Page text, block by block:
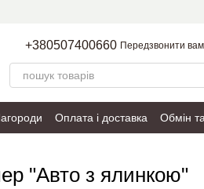
+380507400660 Передзвонити
Оплата і доставка Обмін
Політика конфіденційності
"Авто з ялинкою"